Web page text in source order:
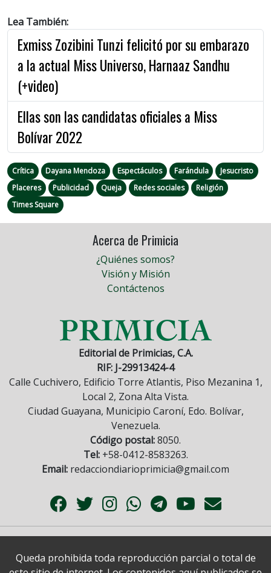
Lea También:
Exmiss Zozibini Tunzi felicitó por su embarazo
a la actual Miss Universo, Harnaaz Sandhu
(+video)
Ellas son las candidatas oficiales a Miss
Bolívar 2022
Crítica Dayana Mendoza Espectáculos Farándula
Jesucristo
Placeres
Publicidad Queja Redes sociales
Religión
Times Square
Acerca de Primicia
¿Quiénes somos?
Visión y Misión
Contáctenos
Editorial de Primicias, C.A.
RIF: J-29913424-4
Calle Cuchivero, Edificio Torre Atlantis, Piso Mezanina 1,
Local 2, Zona Alta Vista.
Ciudad Guayana, Municipio Caroní, Edo. Bolívar,
Venezuela.
Código postal:8050.
Tel:+58-0412-8583263.
Email: redacciondiarioprimicia@gmail.com
Queda prohibida toda reproducción parcial o total de